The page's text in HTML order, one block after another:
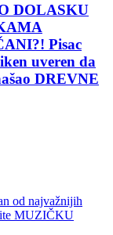
DOLASKU
Pisac
uveren da
DREVNE